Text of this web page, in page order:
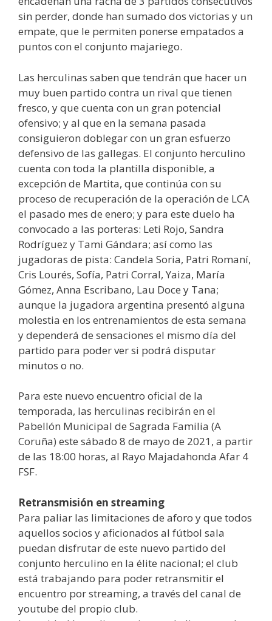
sin perder, donde han sumado dos victorias y un
empate, que le permiten ponerse empatados a
puntos con el conjunto majariego.
Las herculinas saben que tendrán que hacer un
muy buen partido contra un rival que tienen
fresco, y que cuenta con un gran potencial
ofensivo; y al que en la semana pasada
consiguieron doblegar con un gran esfuerzo
defensivo de las gallegas. El conjunto herculino
cuenta con toda la plantilla disponible, a
excepción de Martita, que continúa con su
proceso de recuperación de la operación de LCA
el pasado mes de enero; y para este duelo ha
convocado a las porteras: Leti Rojo, Sandra
Rodríguez y Tami Gándara; así como las
jugadoras de pista: Candela Soria, Patri Romaní,
Cris Lourés, Sofía, Patri Corral, Yaiza, María
Gómez, Anna Escribano, Lau Doce y Tana;
aunque la jugadora argentina presentó alguna
molestia en los entrenamientos de esta semana
y dependerá de sensaciones el mismo día del
partido para poder ver si podrá disputar
minutos o no.
Para este nuevo encuentro oficial de la
temporada, las herculinas recibirán en el
Pabellón Municipal de Sagrada Familia (A
Coruña) este sábado 8 de mayo de 2021, a partir
de las 18:00 horas, al Rayo Majadahonda Afar 4
FSF.
Retransmisión en streaming
Para paliar las limitaciones de aforo y que todos
aquellos socios y aficionados al fútbol sala
puedan disfrutar de este nuevo partido del
conjunto herculino en la élite nacional; el club
está trabajando para poder retransmitir el
encuentro por streaming, a través del canal de
youtube del propio club.